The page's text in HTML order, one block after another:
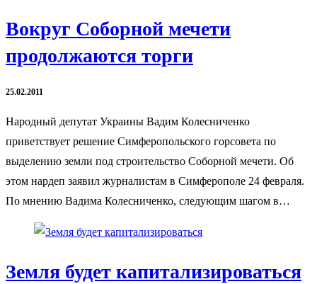
Вокруг Соборной мечети
продолжаются торги
25.02.2011
Народный депутат Украины Вадим Колесниченко
приветствует решение Симферопольского горсовета по
выделению земли под строительство Соборной мечети. Об
этом нардеп заявил журналистам в Симферополе 24 февраля.
По мнению Вадима Колесниченко, следующим шагом в…
Земля будет капитализироваться